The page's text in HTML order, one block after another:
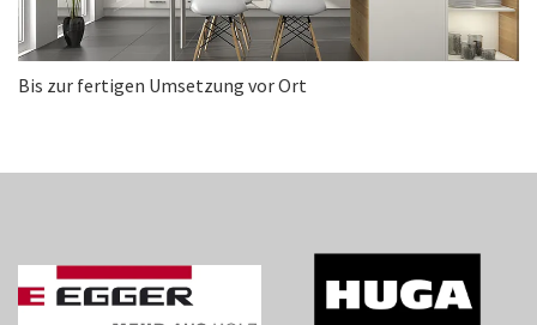
Bis zur fertigen Umsetzung vor Ort